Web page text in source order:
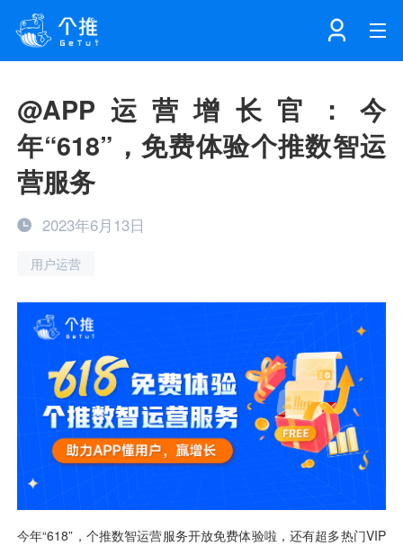
产品
个知·智能工作站
个知·智能运营AIBI
消息推送
用户运营
解决方案
个知·智能工作站
互联网增长
品牌营销
开发者中心
SDK下载
文档中心
合规指南
数据工坊
个推学堂
了解我们
注册 登录
@APP运营增长官：今
年“618”，免费体验个推数智运
营服务
2023年6月13日
用户运营